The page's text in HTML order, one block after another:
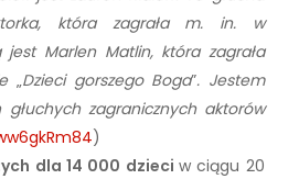
która zagrała m. in. w
jest Marlen Matlin, która zagrała
„Dzieci gorszego Boga”. Jestem
zagranicznych aktorów
)
dla 14 000 dzieciw ciągu 20